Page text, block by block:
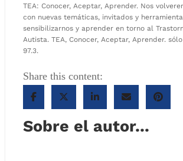
TEA: Conocer, Aceptar, Aprender. Nos
con nuevas temáticas, invitados y
sensibilizarnos y aprender en torno al
Autista. TEA, Conocer, Aceptar, Aprender.
97.3.
Share this content:
Sobre el autor...